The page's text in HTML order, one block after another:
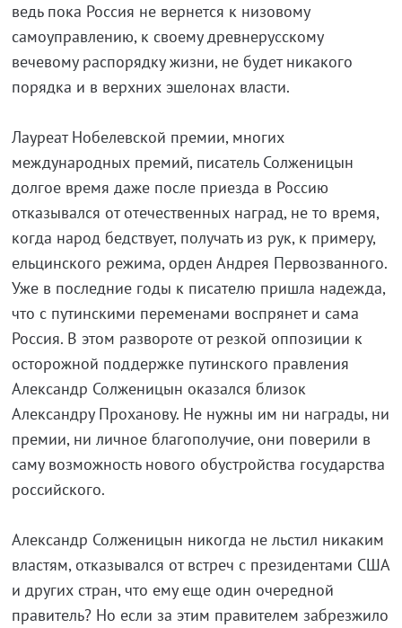
ведь пока Россия не вернется к низовому
самоуправлению, к своему древнерусскому
вечевому распорядку жизни, не будет никакого
порядка и в верхних эшелонах власти.
Лауреат Нобелевской премии, многих
международных премий, писатель Солженицын
долгое время даже после приезда в Россию
отказывался от отечественных наград, не то время,
когда народ бедствует, получать из рук, к примеру,
ельцинского режима, орден Андрея Первозванного.
Уже в последние годы к писателю пришла надежда,
что с путинскими переменами воспрянет и сама
Россия. В этом развороте от резкой оппозиции к
осторожной поддержке путинского правления
Александр Солженицын оказался близок
Александру Проханову. Не нужны им ни награды, ни
премии, ни личное благополучие, они поверили в
саму возможность нового обустройства государства
российского.
Александр Солженицын никогда не льстил никаким
властям, отказывался от встреч с президентами США
и других стран, что ему еще один очередной
правитель? Но если за этим правителем забрезжило